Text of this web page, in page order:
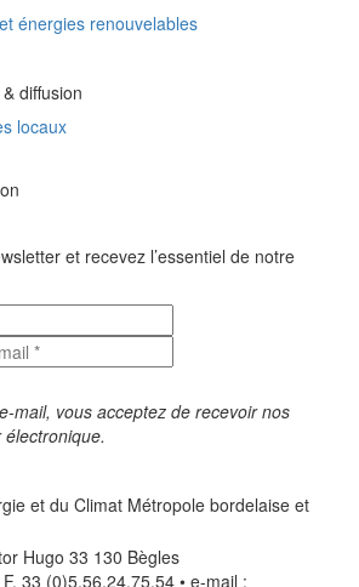
énergies renouvelables
diffusion
locaux
et recevez l’essentiel de notre
mail, vous acceptez de recevoir nos
et du Climat Métropole bordelaise et
Hugo 33 130 Bègles
33 (0)5.56.24.75.54 • e-mail :